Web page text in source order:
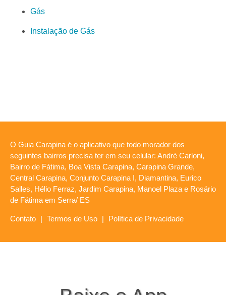
Gás
Instalação de Gás
O Guia Carapina é o aplicativo que todo morador dos
seguintes bairros precisa ter em seu celular: André Carloni,
Bairro de Fátima, Boa Vista Carapina, Carapina Grande,
Central Carapina, Conjunto Carapina I, Diamantina, Eurico
Salles, Hélio Ferraz, Jardim Carapina, Manoel Plaza e Rosário
de Fátima em Serra/ ES
Contato | Termos de Uso | Política de Privacidade